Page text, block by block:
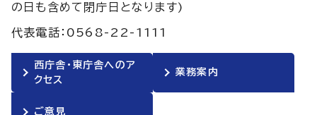
の日も含めて閉庁日となります)
代表電話：0568-22-1111
西庁舎・東庁舎へのア
クセス
業務案内
ご意見